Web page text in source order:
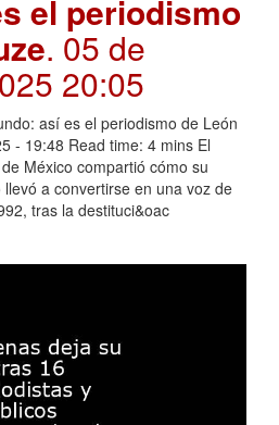
el periodismo
. 05 de
20:05
así es el periodismo de León
- 19:48 Read time: 4 mins El
México compartió cómo su
a convertirse en una voz de
tras la destituci&oac